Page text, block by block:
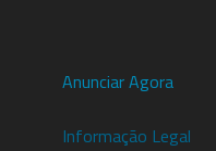
Anunciar Agora
Informação Legal